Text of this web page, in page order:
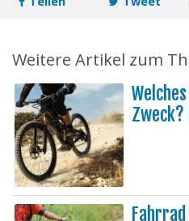
Weitere Artikel zum